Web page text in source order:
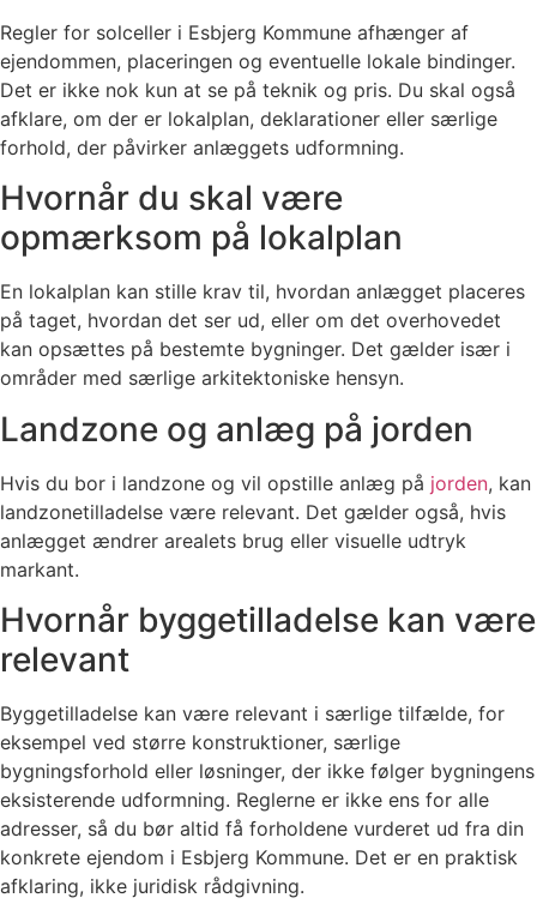
Regler for solceller i Esbjerg Kommune afhænger af
ejendommen, placeringen og eventuelle lokale bindinger.
Det er ikke nok kun at se på teknik og pris. Du skal også
afklare, om der er lokalplan, deklarationer eller særlige
forhold, der påvirker anlæggets udformning.
Hvornår du skal være
opmærksom på lokalplan
En lokalplan kan stille krav til, hvordan anlægget placeres
på taget, hvordan det ser ud, eller om det overhovedet
kan opsættes på bestemte bygninger. Det gælder især i
områder med særlige arkitektoniske hensyn.
Landzone og anlæg på jorden
Hvis du bor i landzone og vil opstille anlæg på jorden, kan
landzonetilladelse være relevant. Det gælder også, hvis
anlægget ændrer arealets brug eller visuelle udtryk
markant.
Hvornår byggetilladelse kan være
relevant
Byggetilladelse kan være relevant i særlige tilfælde, for
eksempel ved større konstruktioner, særlige
bygningsforhold eller løsninger, der ikke følger bygningens
eksisterende udformning. Reglerne er ikke ens for alle
adresser, så du bør altid få forholdene vurderet ud fra din
konkrete ejendom i Esbjerg Kommune. Det er en praktisk
afklaring, ikke juridisk rådgivning.